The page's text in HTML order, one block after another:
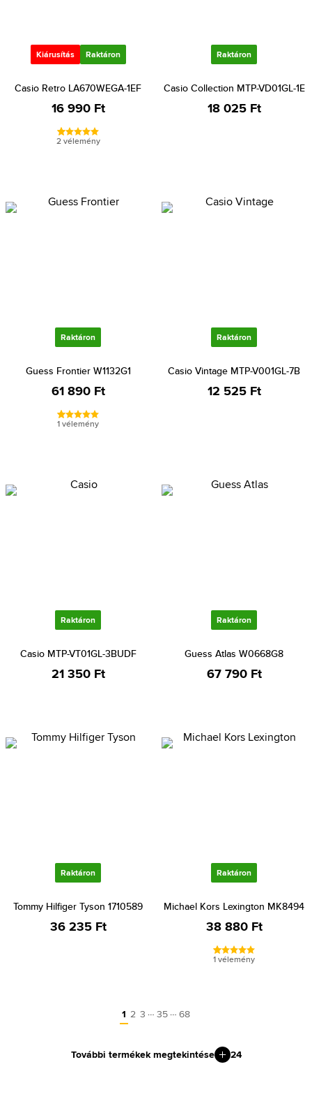
Kiárusítás Raktáron
Casio Retro LA670WEGA-1EF
16 990 Ft
2 vélemény
Raktáron
Casio Collection MTP-VD01GL-1E
18 025 Ft
Raktáron
Guess Frontier W1132G1
61 890 Ft
1 vélemény
Raktáron
Casio Vintage MTP-V001GL-7B
12 525 Ft
Raktáron
Casio MTP-VT01GL-3BUDF
21 350 Ft
Raktáron
Guess Atlas W0668G8
67 790 Ft
Raktáron
Tommy Hilfiger Tyson 1710589
36 235 Ft
Raktáron
Michael Kors Lexington MK8494
38 880 Ft
1 vélemény
1 2 3 … 35 … 68
További termékek megtekintése 24